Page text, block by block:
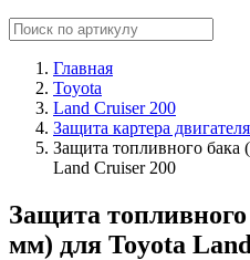
Главная
Toyota
Land Cruiser 200
Защита картера
Защита топливного бака
Land Cruiser 200
Защита
мм) для Toyota